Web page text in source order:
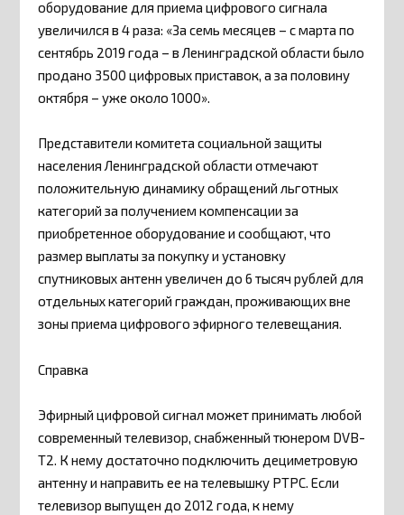
оборудование для приема цифрового сигнала
увеличился в 4 раза: «За семь месяцев – с марта по
сентябрь 2019 года – в Ленинградской области было
продано 3500 цифровых приставок, а за половину
октября – уже около 1000».
Представители комитета социальной защиты
населения Ленинградской области отмечают
положительную динамику обращений льготных
категорий за получением компенсации за
приобретенное оборудование и сообщают, что
размер выплаты за покупку и установку
спутниковых антенн увеличен до 6 тысяч рублей для
отдельных категорий граждан, проживающих вне
зоны приема цифрового эфирного телевещания.
Справка
Эфирный цифровой сигнал может принимать любой
современный телевизор, снабженный тюнером DVB-
T2. К нему достаточно подключить дециметровую
антенну и направить ее на телевышку РТРС. Если
телевизор выпущен до 2012 года, к нему